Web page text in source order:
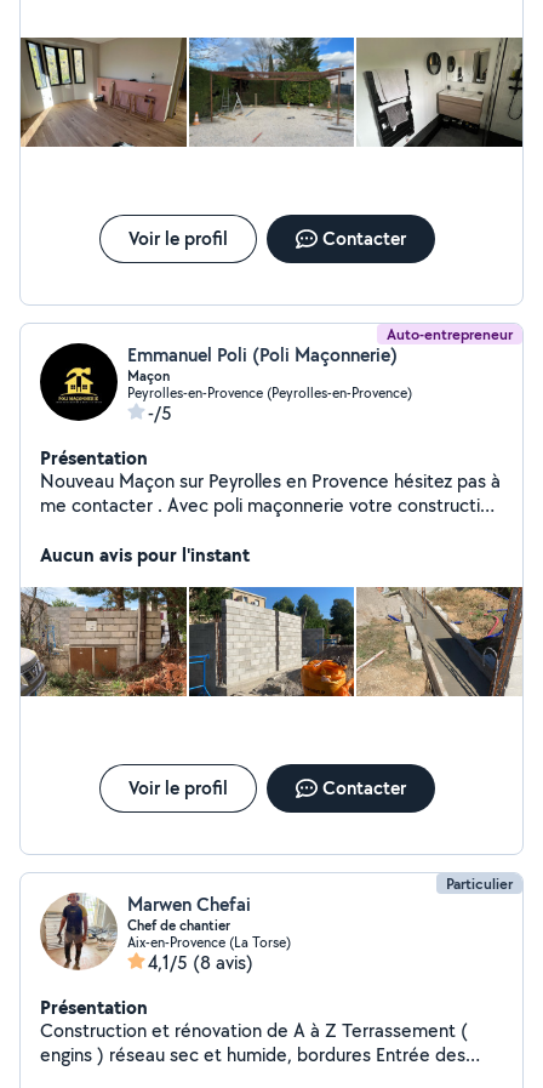
Voir le profil Contacter
Auto-entrepreneur
Emmanuel Poli (Poli Maçonnerie)
Maçon
Peyrolles-en-Provence (Peyrolles-en-Provence)
-/5
Présentation
Nouveau Maçon sur Peyrolles en Provence hésitez pas à
me contacter . Avec poli maçonnerie votre construction
Aucun avis pour l'instant
Voir le profil Contacter
Particulier
Marwen Chefai
Chef de chantier
Aix-en-Provence (La Torse)
4,1/5 (8 avis)
Présentation
Construction et rénovation de A à Z Terrassement (
engins ) réseau sec et humide, bordures Entrée des